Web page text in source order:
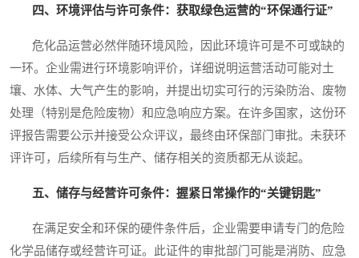
四、环境评估与许可条件：获取绿色运营的“环保通行证”
危化品运营必然伴随环境风险，因此环境许可是不可或缺的
一环。企业需进行环境影响评价，详细说明运营活动可能对土
壤、水体、大气产生的影响，并提出切实可行的污染防治、废物
处理（特别是危险废物）和应急响应方案。在许多国家，这份环
评报告需要公示并接受公众评议，最终由环保部门审批。未获环
评许可，后续所有与生产、储存相关的资质都无从谈起。
五、储存与经营许可条件：握紧日常操作的“关键钥匙”
在满足安全和环保的硬件条件后，企业需要申请专门的危险
化学品储存或经营许可证。此证件的审批部门可能是消防、应急